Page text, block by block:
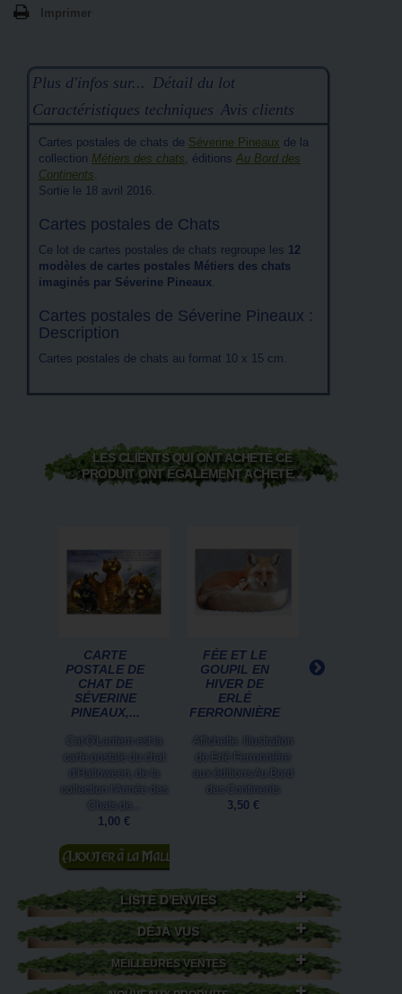
Imprimer
Plus d'infos sur... Détail du lot
Caractéristiques techniques Avis clients
Cartes postales de chats de Séverine Pineaux de la
collection Métiers des chats, éditions Au Bord des
Continents.
Sortie le 18 avril 2016.
Cartes postales de Chats
Ce lot de cartes postales de chats regroupe les 12
modèles de cartes postales Métiers des chats
imaginés par Séverine Pineaux.
Cartes postales de Séverine Pineaux :
Description
Cartes postales de chats au format 10 x 15 cm.
LES CLIENTS QUI ONT ACHETÉ CE
PRODUIT ONT ÉGALEMENT ACHETÉ...
CARTE
POSTALE DE
CHAT DE
SÉVERINE
PINEAUX,...
Cat O'Lantern est la
carte postale du chat
d'Halloween, de la
collection l'Année des
Chats de...
1,00 €
Ajouter au
panier
FÉE ET LE
GOUPIL EN
HIVER DE
ERLÉ
FERRONNIÈRE
Affichette. Illustration
de Erlé Ferronnière
aux éditions Au Bord
des Continents
3,50 €
LISTE D'ENVIES
DÉJÀ VUS
MEILLEURES VENTES